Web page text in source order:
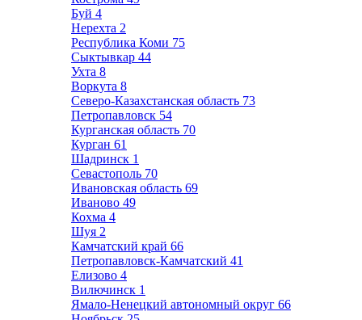
Буй 4
Нерехта 2
Республика Коми 75
Сыктывкар 44
Ухта 8
Воркута 8
Северо-Казахстанская область 73
Петропавловск 54
Курганская область 70
Курган 61
Шадринск 1
Севастополь 70
Ивановская область 69
Иваново 49
Кохма 4
Шуя 2
Камчатский край 66
Петропавловск-Камчатский 41
Елизово 4
Вилючинск 1
Ямало-Ненецкий автономный округ 66